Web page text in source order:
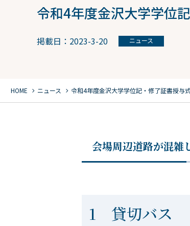
令和4年度金沢大学学位
掲載日：2023-3-20 ニュース
HOME chevron_right ニュース chevron_right 令和4年度金沢大学学位記・修了証書授
会場周辺道路が混雑
1 貸切バス